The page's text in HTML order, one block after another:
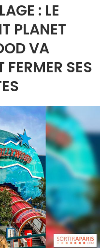
: LE
PLANET
VA
FERMER SES